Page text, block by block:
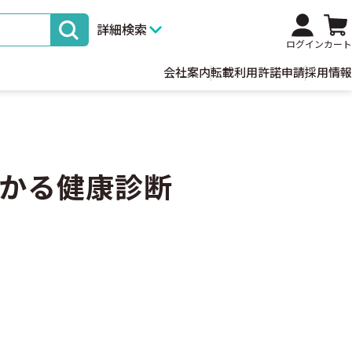
詳細検索
ログインカート
会社案内転載利用許諾申請採用情報
る健康診断